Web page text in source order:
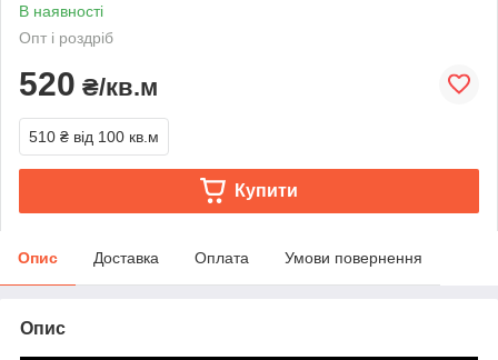
В наявності
Опт і роздріб
520 ₴/кв.м
510 ₴ від 100 кв.м
Купити
Опис Доставка Оплата Умови повернення
Опис